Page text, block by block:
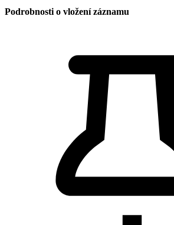
Podrobnosti o vložení záznamu